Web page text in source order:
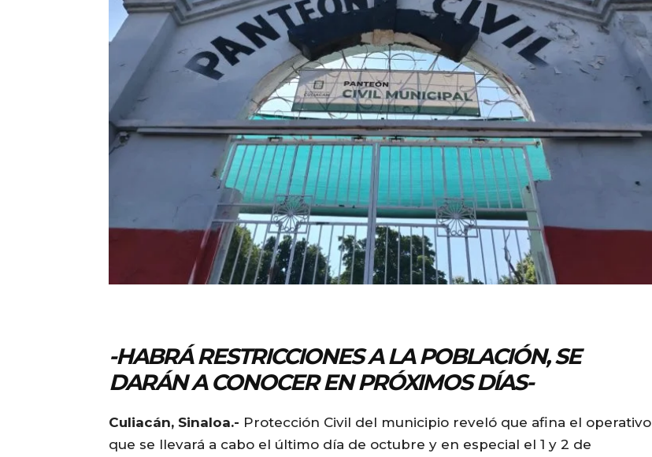
-HABRÁ RESTRICCIONES A LA POBLACIÓN, SE
DARÁN A CONOCER EN PRÓXIMOS DÍAS-
Culiacán, Sinaloa.- Protección Civil del municipio reveló que afina el operativo
que se llevará a cabo el último día de octubre y en especial el 1 y 2 de